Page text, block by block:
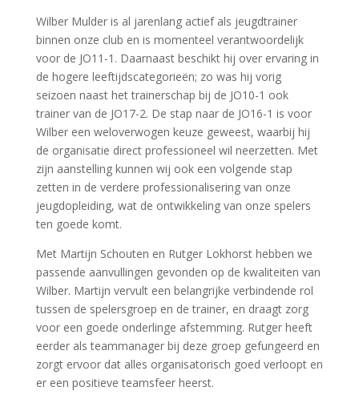
Wilber Mulder is al jarenlang actief als jeugdtrainer
binnen onze club en is momenteel verantwoordelijk
voor de JO11-1. Daarnaast beschikt hij over ervaring in
de hogere leeftijdscategorieën; zo was hij vorig
seizoen naast het trainerschap bij de JO10-1 ook
trainer van de JO17-2. De stap naar de JO16-1 is voor
Wilber een weloverwogen keuze geweest, waarbij hij
de organisatie direct professioneel wil neerzetten. Met
zijn aanstelling kunnen wij ook een volgende stap
zetten in de verdere professionalisering van onze
jeugdopleiding, wat de ontwikkeling van onze spelers
ten goede komt.
Met Martijn Schouten en Rutger Lokhorst hebben we
passende aanvullingen gevonden op de kwaliteiten van
Wilber. Martijn vervult een belangrijke verbindende rol
tussen de spelersgroep en de trainer, en draagt zorg
voor een goede onderlinge afstemming. Rutger heeft
eerder als teammanager bij deze groep gefungeerd en
zorgt ervoor dat alles organisatorisch goed verloopt en
er een positieve teamsfeer heerst.